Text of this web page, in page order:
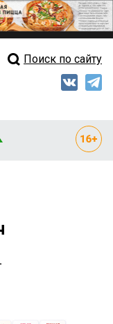
выпуск
Поиск по сайту